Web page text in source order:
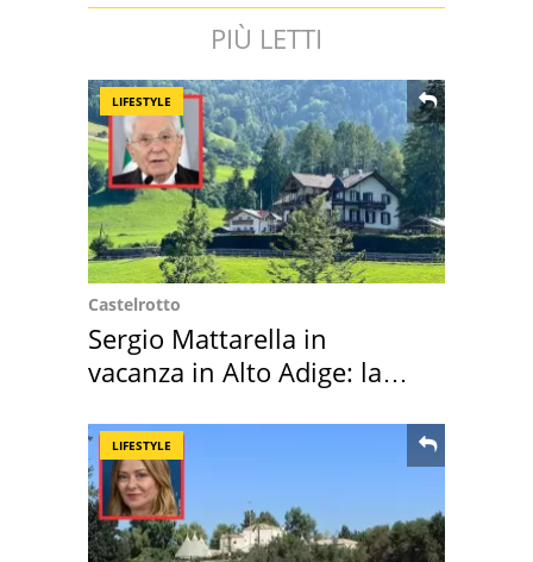
PIÙ LETTI
LIFESTYLE
Castelrotto
Sergio Mattarella in
vacanza in Alto Adige: la
LIFESTYLE